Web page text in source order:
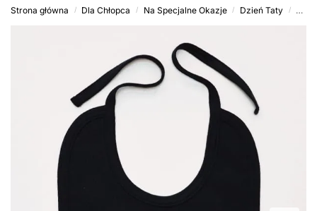
Strona główna / Dla Chłopca / Na Specjalne Okazje / Dzień Taty /